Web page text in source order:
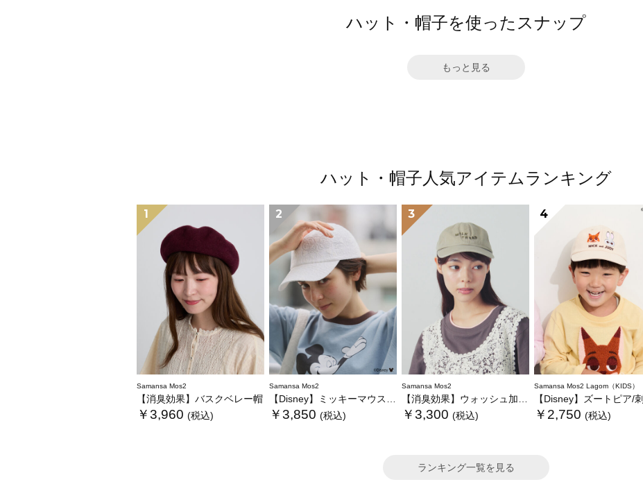
ハット・帽子を使ったスナップ
もっと見る
ハット・帽子人気アイテムランキング
1
Samansa Mos2
【消臭効果】バスクベレー帽
￥3,960 (税込)
2
Samansa Mos2
【Disney】ミッキーマウス/刺繍キャップ
￥3,850 (税込)
3
Samansa Mos2
【消臭効果】ウォッシュ加工キャップ
￥3,300 (税込)
4
Samansa Mos2 Lagom（KIDS）
【Disney】ズートピア/刺繍キャップ
￥2,750 (税込)
ランキング一覧を見る